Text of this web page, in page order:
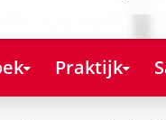
Praktijk